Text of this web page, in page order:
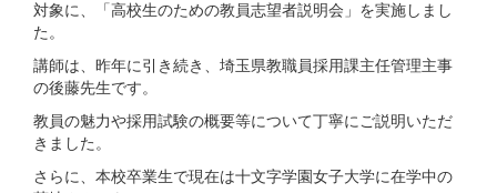
対象に、「高校生のための教員志望者説明会」を実施しまし
た。
講師は、昨年に引き続き、埼玉県教職員採用課主任管理主事
の後藤先生です。
教員の魅力や採用試験の概要等について丁寧にご説明いただ
きました。
さらに、本校卒業生で現在は十文字学園女子大学に在学中の